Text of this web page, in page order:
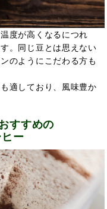
度が高くなるにつれ
。同じ豆とは思えない
のようにこだわる方も
適しており、風味豊か
すすめの
ー